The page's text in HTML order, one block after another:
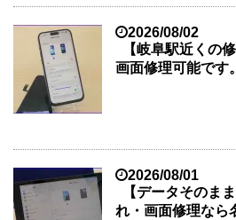
2026/08/02
【岐阜駅近くの
画面修理可能で
2026/08/01
【データそのま
れ・画面修理なら